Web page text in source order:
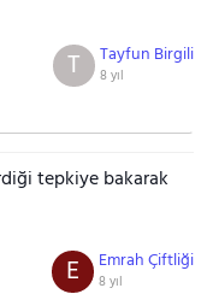
Tayfun Birgili
8 yıl
T
tepkiye bakarak
Emrah Çiftliği
8 yıl
E